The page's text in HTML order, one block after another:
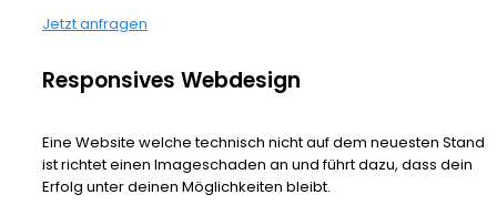
Jetzt anfragen
Responsives Webdesign
Eine Website welche technisch nicht auf dem neuesten Stand
ist richtet einen Imageschaden an und führt dazu, dass dein
Erfolg unter deinen Möglichkeiten bleibt.